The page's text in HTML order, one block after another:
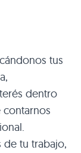
tus
dentro
contarnos
de tu trabajo,